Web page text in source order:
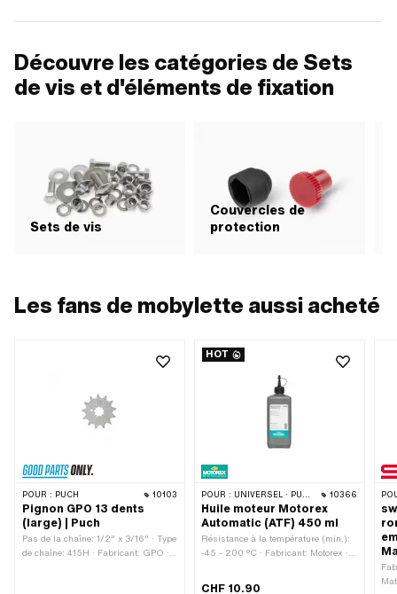
Découvre les catégories de Sets
de vis et d'éléments de fixation
Sets de vis
Couvercles de
protection
Les fans de mobylette aussi acheté
POUR : PUCH 10103
Pignon GPO 13 dents
(large) | Puch
Pas de la chaîne: 1/2" x 3/16" · Type
de chaîne: 415H · Fabricant: GPO ·
HOT
POUR : UNIVERSEL · PUCH · SACHS · TOMOS · BYE BIKE 10366
Huile moteur Motorex
Automatic (ATF) 450 ml
Résistance à la température (min.):
-45 - 200 °C · Fabricant: Motorex ·
CHF 10.90